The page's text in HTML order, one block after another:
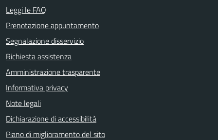
Leggi le FAQ
Prenotazione appuntamento
Segnalazione disservizio
Richiesta assistenza
Amministrazione trasparente
Informativa privacy
Note legali
Dichiarazione di accessibilità
Piano di miglioramento del sito